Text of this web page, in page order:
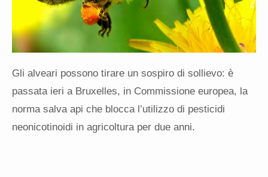
Gli alveari possono tirare un sospiro di sollievo: è
passata ieri a Bruxelles, in Commissione europea, la
norma salva api che blocca l’utilizzo di pesticidi
neonicotinoidi in agricoltura per due anni.